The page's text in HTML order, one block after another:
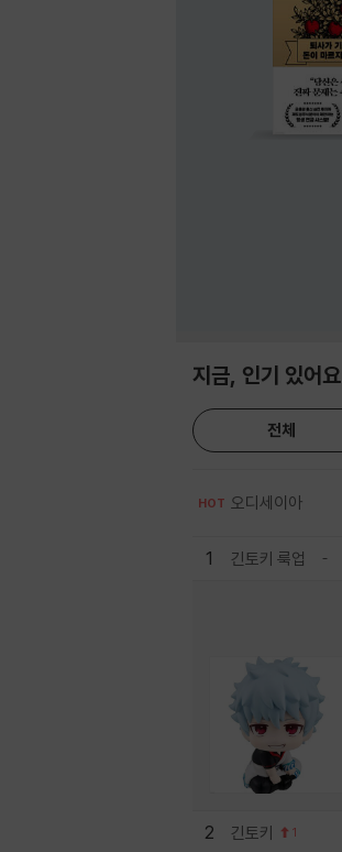
지금, 인기 있어요
전체
HOT 오디세이아
1 긴토키 룩업
2 긴토키 1